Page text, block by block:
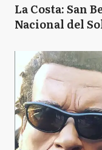
La Costa: San
Nacional del